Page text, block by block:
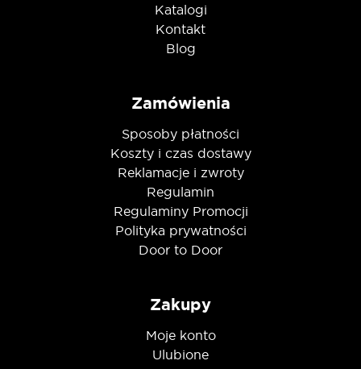
Katalogi
Kontakt
Blog
Zamówienia
Sposoby płatności
Koszty i czas dostawy
Reklamacje i zwroty
Regulamin
Regulaminy Promocji
Polityka prywatności
Door to Door
Zakupy
Moje konto
Ulubione